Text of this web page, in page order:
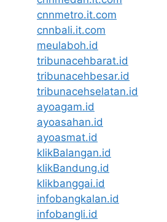
cnnmetro.it.com
cnnbali.it.com
meulaboh.id
tribunacehbarat.id
tribunacehbesar.id
tribunacehselatan.id
ayoagam.id
ayoasahan.id
ayoasmat.id
klikBalangan.id
klikBandung.id
klikbanggai.id
infobangkalan.id
infobangli.id